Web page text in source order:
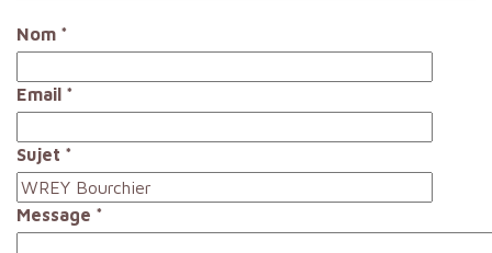
Nom *
Email *
Sujet *
Message *